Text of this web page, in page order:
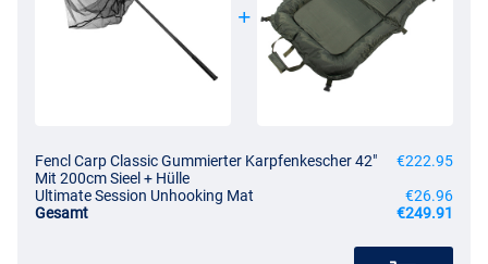
Fencl Carp Classic Gummierter Karpfenkescher 42"
Mit 200cm Sieel + Hülle
€222.95
Ultimate Session Unhooking Mat
€26.96
Gesamt
€249.91